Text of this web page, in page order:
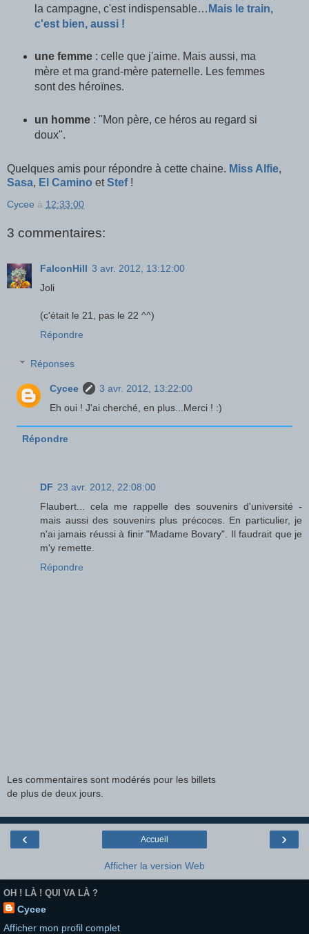
la campagne, c'est indispensable… Mais le train,
c'est bien, aussi !
une femme : celle que j'aime. Mais aussi, ma
mère et ma grand-mère paternelle. Les femmes
sont des héroïnes.
un homme : "Mon père, ce héros au regard si
doux".
Quelques amis pour répondre à cette chaine. Miss Alfie,
Sasa, El Camino etStef!
Cycee à 12:33:00
3 commentaires:
FalconHill 3 avr. 2012, 13:12:00
Joli
(c'était le 21, pas le 22 ^^)
Répondre
Réponses
Cycee
3 avr. 2012, 13:22:00
Eh oui ! J'ai cherché, en plus...Merci ! :)
Répondre
DF 23 avr. 2012, 22:08:00
Flaubert... cela me rappelle des souvenirs d'université -
mais aussi des souvenirs plus précoces. En particulier, je
n'ai jamais réussi à finir "Madame Bovary". Il faudrait que je
m'y remette.
Répondre
Les commentaires sont modérés pour les billets
de plus de deux jours.
‹ ›
Accueil
Afficher la version Web
OH ! LÀ ! QUI VA LÀ ?
Cycee
Afficher mon profil complet